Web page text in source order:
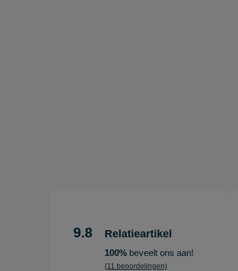
9.8 Relatieartikel
100%beveelt ons aan!
(11 beoordelingen)